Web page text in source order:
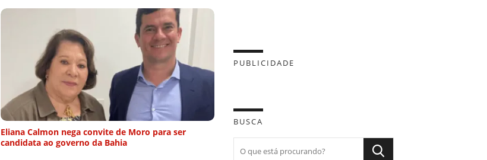
Eliana Calmon nega convite de Moro para ser
candidata ao governo da Bahia
PUBLICIDADE
BUSCA